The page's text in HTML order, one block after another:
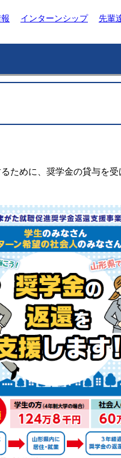
インターンシップ 先輩
ために、奨学金の貸与を